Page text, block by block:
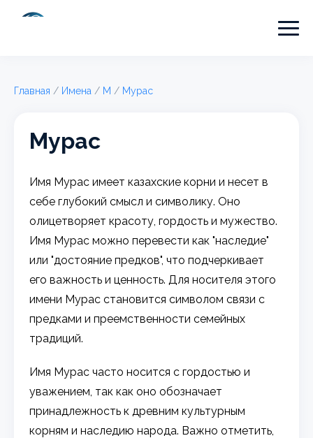
Главная / Имена / М / Мурас
Мурас
Имя Мурас имеет казахские корни и несет в
себе глубокий смысл и символику. Оно
олицетворяет красоту, гордость и мужество.
Имя Мурас можно перевести как "наследие"
или "достояние предков", что подчеркивает
его важность и ценность. Для носителя этого
имени Мурас становится символом связи с
предками и преемственности семейных
традиций.
Имя Мурас часто носится с гордостью и
уважением, так как оно обозначает
принадлежность к древним культурным
корням и наследию народа. Важно отметить,